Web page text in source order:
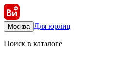
Москва Для юрлиц
Поиск в каталоге